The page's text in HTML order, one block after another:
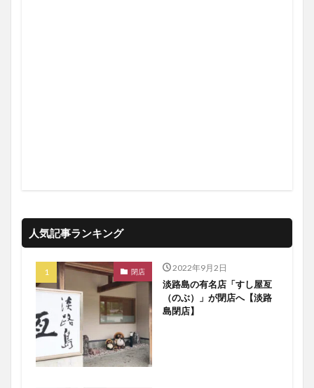
人気記事ランキング
閉店 2022年9月2日
淡路島の有名店「すし屋亙
（のぶ）」が閉店へ【淡路
島閉店】